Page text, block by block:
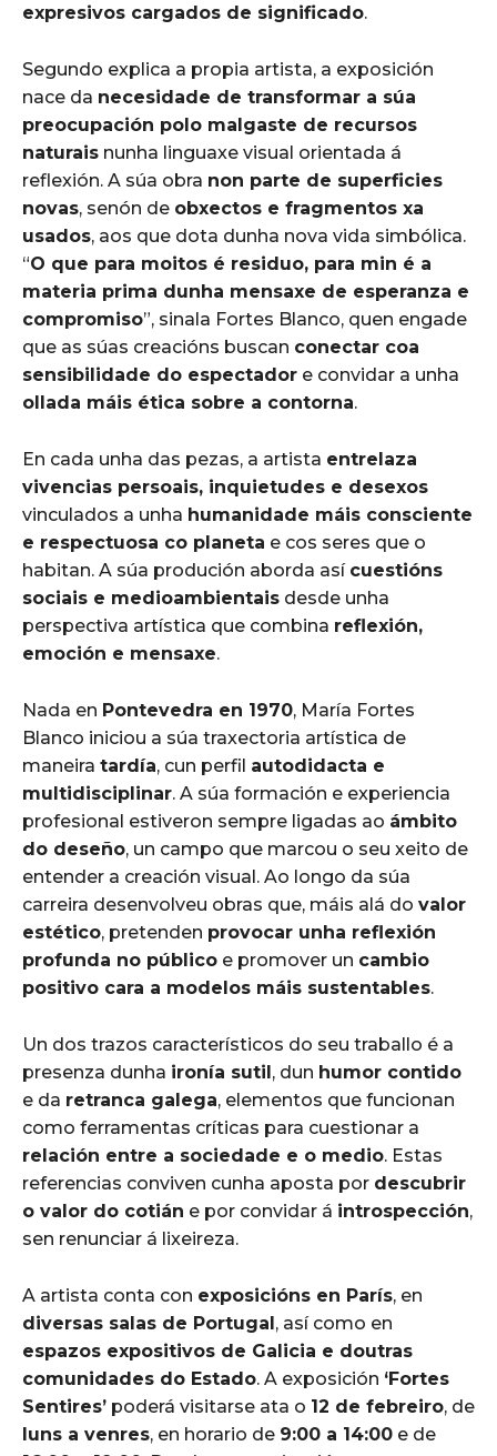
expresivos cargados de significado.
Segundo explica a propia artista, a exposición
nace da necesidade de transformar a súa
preocupación polo malgaste de recursos
naturais nunha linguaxe visual orientada á
reflexión. A súa obra non parte de superficies
novas, senón de obxectos e fragmentos xa
usados, aos que dota dunha nova vida simbólica.
“O que para moitos é residuo, para min é a
materia prima dunha mensaxe de esperanza e
compromiso”, sinala Fortes Blanco, quen engade
que as súas creacións buscan conectar coa
sensibilidade do espectador e convidar a unha
ollada máis ética sobre a contorna.
En cada unha das pezas, a artista entrelaza
vivencias persoais, inquietudes e desexos
vinculados a unha humanidade máis consciente
e respectuosa co planeta e cos seres que o
habitan. A súa produción aborda así cuestións
sociais e medioambientais desde unha
perspectiva artística que combina reflexión,
emoción e mensaxe.
Nada en Pontevedra en 1970, María Fortes
Blanco iniciou a súa traxectoria artística de
maneira tardía, cun perfil autodidacta e
multidisciplinar. A súa formación e experiencia
profesional estiveron sempre ligadas ao ámbito
do deseño, un campo que marcou o seu xeito de
entender a creación visual. Ao longo da súa
carreira desenvolveu obras que, máis alá do valor
estético, pretenden provocar unha reflexión
profunda no público e promover un cambio
positivo cara a modelos máis sustentables.
Un dos trazos característicos do seu traballo é a
presenza dunha ironía sutil, dun humor contido
e da retranca galega, elementos que funcionan
como ferramentas críticas para cuestionar a
relación entre a sociedade e o medio. Estas
referencias conviven cunha aposta por descubrir
o valor do cotián e por convidar á introspección,
sen renunciar á lixeireza.
A artista conta con exposicións en París, en
diversas salas de Portugal, así como en
espazos expositivos de Galicia e doutras
comunidades do Estado. A exposición ‘Fortes
Sentires’ poderá visitarse ata o 12 de febreiro, de
luns a venres, en horario de 9:00 a 14:00 e de